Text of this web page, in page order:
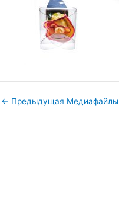
← Предыдущая Медиафайлы